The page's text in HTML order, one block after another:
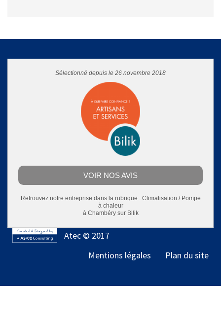
Sélectionné depuis le 26 novembre 2018
VOIR NOS AVIS
Retrouvez notre entreprise dans la rubrique : Climatisation / Pompe
à chaleur
à Chambérysur Bilik
Atec © 2017
Mentions légales
Plan du site